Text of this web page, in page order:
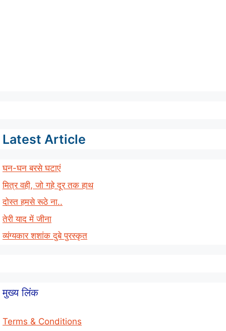
Latest Article
घन-घन बरसे घटाएं
मित्र वही, जो गहे दूर तक हाथ
दोस्त हमसे रूठे ना..
तेरी याद में जीना
व्यंग्यकार शशांक दुबे पुरस्कृत
मुख्य लिंक
Terms & Conditions